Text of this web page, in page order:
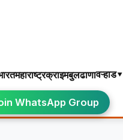
महाराष्ट्रक्राइमबुलढाणावऱ्हाड▾
WhatsApp Group